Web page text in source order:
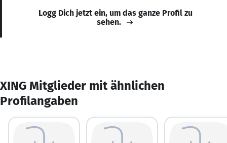
Logg Dich jetzt ein, um das ganze Profil zu
sehen.
XING Mitglieder mit ähnlichen
Profilangaben